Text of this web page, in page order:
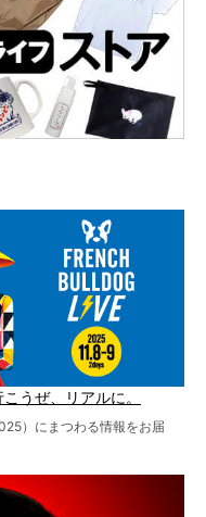
うぜ、リアルに。
）にまつわる情報をお届